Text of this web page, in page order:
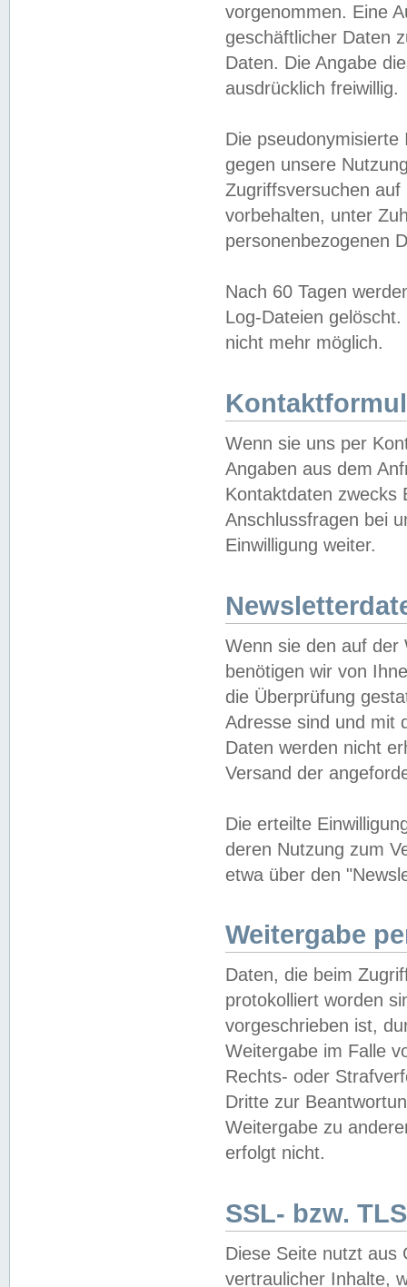
vorgenommen. Eine
geschäftlicher Daten
Daten. Die Angabe
ausdrücklich freiwillig.
Die
gegen unsere
Zugriffsversuchen
vorbehalten, unter
personenbezogenen
Nach 60 Tagen
Log-Dateien
nicht mehr möglich.
Wenn sie uns per
Angaben aus dem
Kontaktdaten zwecks
Anschlussfragen bei
Einwilligung weiter.
Wenn sie den auf der
benötigen wir von
die Überprüfung
Adresse sind und mit
Daten werden nicht
Versand der
Die erteilte
deren Nutzung zum
etwa über den
Weitergabe
Daten, die beim
protokolliert worden
vorgeschrieben ist,
Weitergabe im Falle
Rechts- oder
Dritte zur
Weitergabe zu
erfolgt nicht.
SSL- bzw.
Diese Seite nutzt aus
vertraulicher Inhalte,